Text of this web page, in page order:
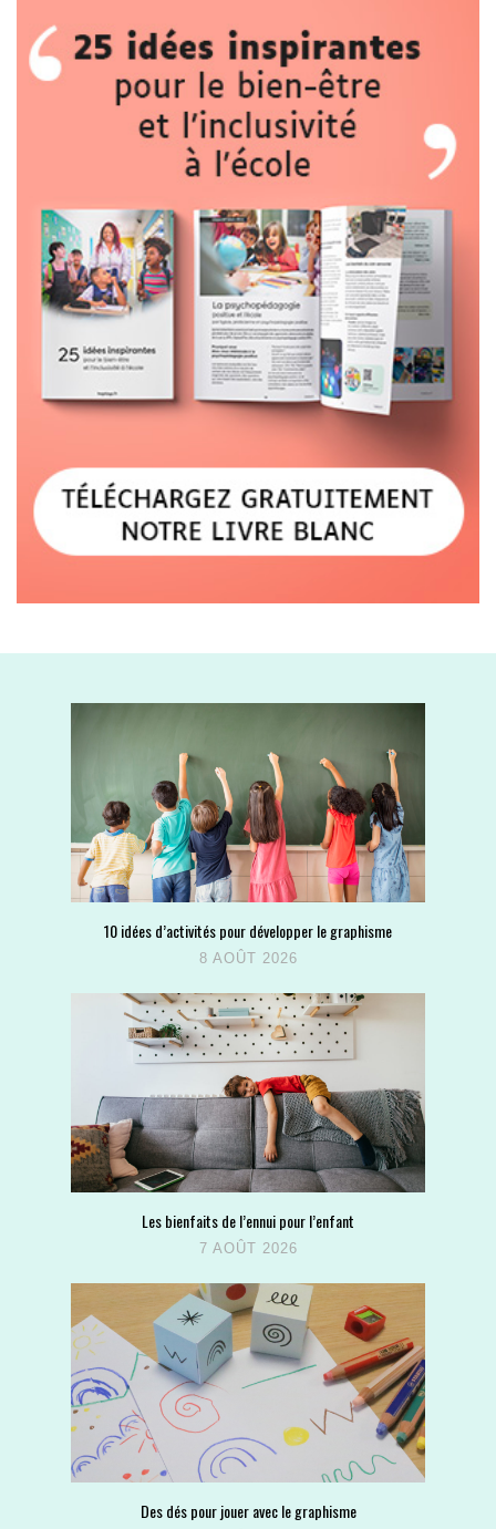
10 idées d’activités pour développer le graphisme
8 AOÛT 2026
Les bienfaits de l’ennui pour l’enfant
7 AOÛT 2026
Des dés pour jouer avec le graphisme